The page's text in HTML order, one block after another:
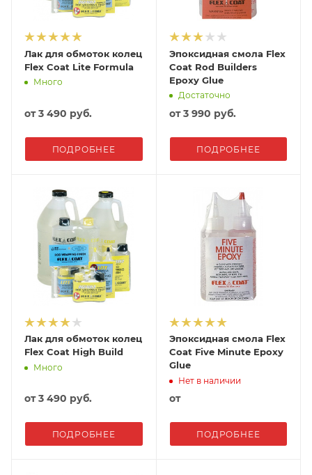
Лак для обмоток колец
Flex Coat Lite Formula
Много
от3 490 руб.
ПОДРОБНЕЕ
Эпоксидная смола Flex
Coat Rod Builders
Epoxy Glue
Достаточно
от3 990 руб.
ПОДРОБНЕЕ
Лак для обмоток колец
Flex Coat High Build
Много
от3 490 руб.
ПОДРОБНЕЕ
Эпоксидная смола Flex
Coat Five Minute Epoxy
Glue
Нет в наличии
от
ПОДРОБНЕЕ